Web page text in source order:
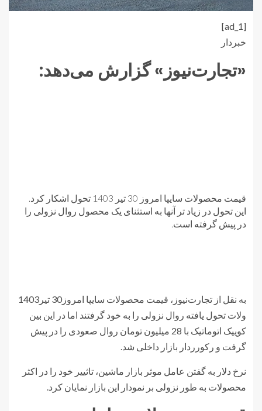
[ad_1]
خبردار
«تجارت‌نیوز» گزارش می‌دهد:
قیمت محصولات سایپا امروز 30 تیر 1403 تحول اشکار کرد.
این تحول در زیاد تر آنها به استثنای یک محصول روال نزولی را
در پیش گرفته است.
به نقل از تجارت‌نیوز، قیمت محصولات سایپا امروز30 تیر1403
ولات تحول یافته روال نزولی را به خود گرفتند اما در این بین
کوییک اتوماتیک با 28 میلیون تومان روال صعودی را در پیش
گرفت و رکورردار بازار داخلی شد.
نرخ دلار به گفتن عامل موثر بازار ماشین، تاثییر خود را در اکثر
محصولات به طور نزولی بر نمودار این بازار نمایان کرد.